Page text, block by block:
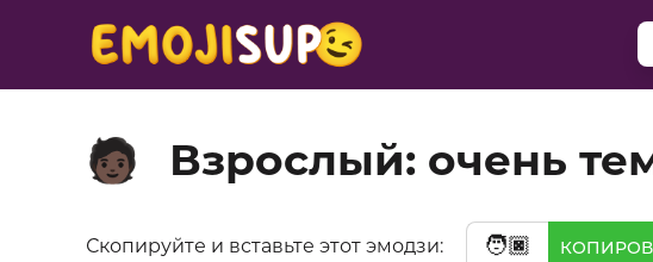
🧑🏿 Взрослый: очень
Скопируйте и вставьте этот эмодзи: 🧑🏿